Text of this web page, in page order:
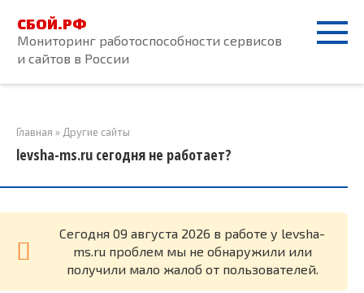
контенту
СБОЙ.РФ
Мониторинг работоспособности сервисов
и сайтов в России
Главная » Другие сайты
levsha-ms.ru сегодня не работает?
Cегодня 09 августа 2026 в работе у levsha-
ms.ru проблем мы не обнаружили или
получили мало жалоб от пользователей.